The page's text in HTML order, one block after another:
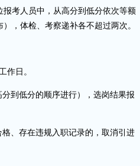
考人员中，从高分到低分依次等额
，体检、考察递补各不超过两次。
作日。
到低分的顺序进行），选岗结果报
、存在违规入职记录的，取消引进